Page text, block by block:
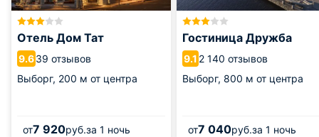
Отель Дом Тат
9.639 отзывов
Выборг, 200 м от центра
от7 920руб.за 1 ночь
Гостиница Дружба
9.1 2 140 отзывов
Выборг, 800 м от центра
от7 040руб.за 1 ночь